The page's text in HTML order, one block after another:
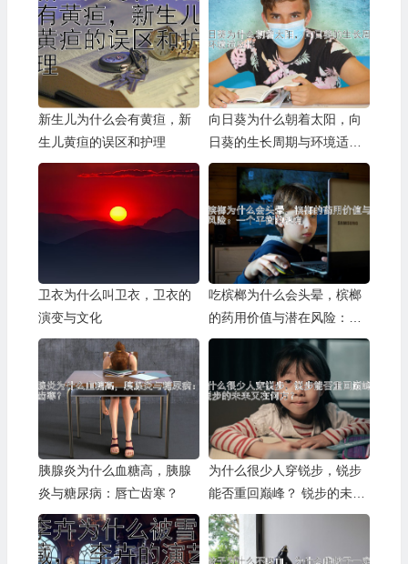
新生儿为什么会有黄疸，新
生儿黄疸的误区和护理
向日葵为什么朝着太阳，向
日葵的生长周期与环境适应
性
卫衣为什么叫卫衣，卫衣的
演变与文化
吃槟榔为什么会头晕，槟榔
的药用价值与潜在风险：一
个平衡的视角
胰腺炎为什么血糖高，胰腺
炎与糖尿病：唇亡齿寒？
为什么很少人穿锐步，锐步
能否重回巅峰？ 锐步的未来
又在何方？